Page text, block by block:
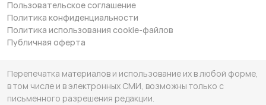
Пользовательское соглашение
Политика конфиденциальности
Политика использования cookie-файлов
Публичная оферта
Перепечатка материалов и использование их в любой форме,
в том числе и в электронных СМИ, возможны только с
письменного разрешения редакции.